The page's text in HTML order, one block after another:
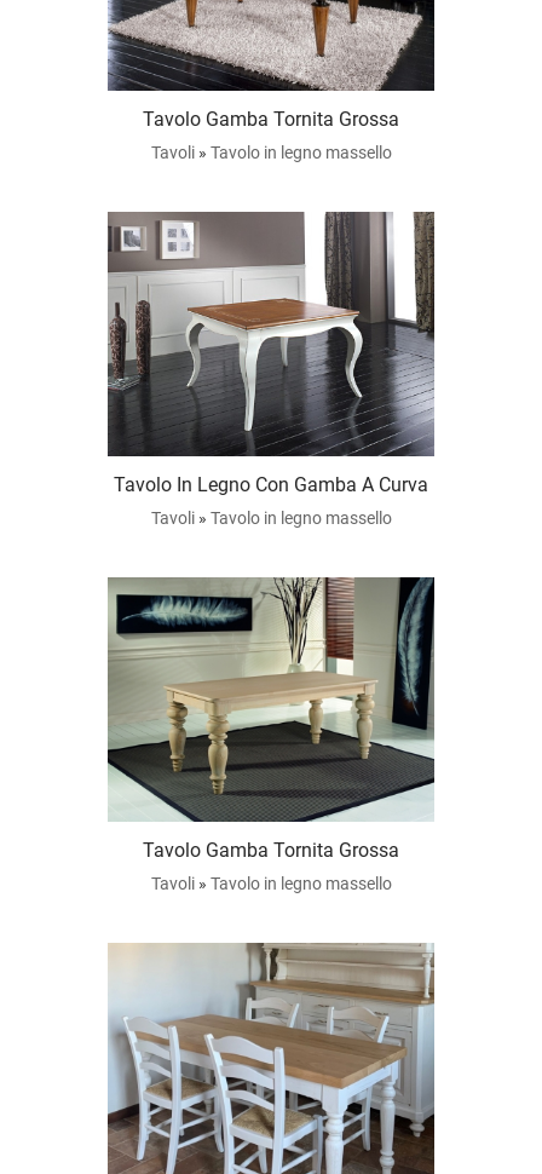
Tavolo Gamba Tornita Grossa
Tavoli» Tavolo in legno massello
Tavolo In Legno Con Gamba A Curva
Tavoli» Tavolo in legno massello
Tavolo Gamba Tornita Grossa
Tavoli» Tavolo in legno massello